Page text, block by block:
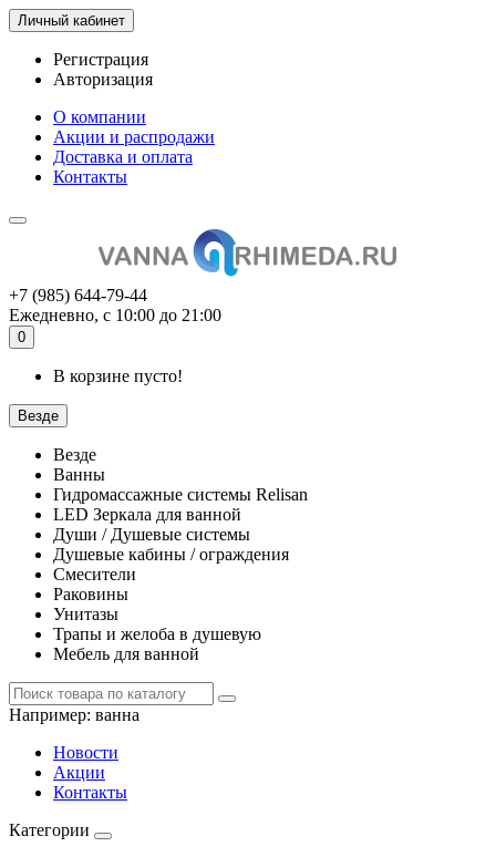
Личный кабинет
Регистрация
Авторизация
О компании
Акции и распродажи
Доставка и оплата
Контакты
+7 (985) 644-79-44
Ежедневно, с 10:00 до 21:00
0
В корзине пусто!
Везде
Везде
Ванны
Гидромассажные системы Relisan
LED Зеркала для ванной
Души / Душевые системы
Душевые кабины / ограждения
Смесители
Раковины
Унитазы
Трапы и желоба в душевую
Мебель для ванной
Например: ванна
Новости
Акции
Контакты
Категории